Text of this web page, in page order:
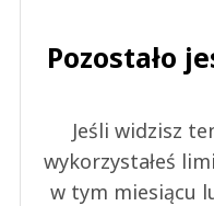
Pozostało
Jeśli widzisz
wykorzystałeś
w tym miesiącu